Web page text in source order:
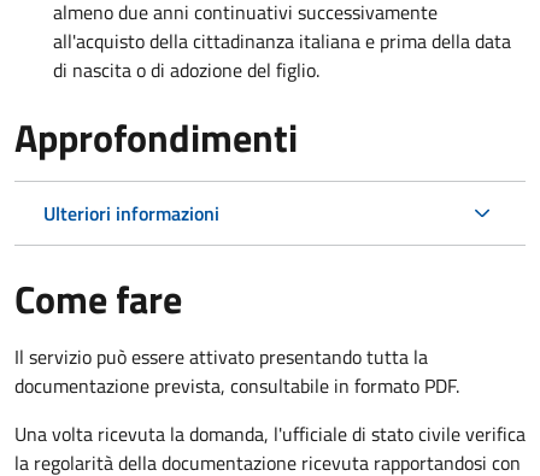
almeno due anni continuativi successivamente
all'acquisto della cittadinanza italiana e prima della data
di nascita o di adozione del figlio.
Approfondimenti
Ulteriori informazioni
Come fare
Il servizio può essere attivato presentando tutta la
documentazione prevista, consultabile in formato PDF.
Una volta ricevuta la domanda, l'ufficiale di stato civile verifica
la regolarità della documentazione ricevuta rapportandosi con